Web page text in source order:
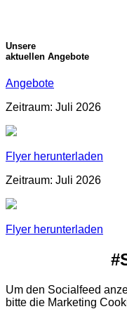
Unsere
aktuellen Angebote
Angebote
Zeitraum: Juli 2026
Flyer herunterladen
Zeitraum: Juli 2026
Flyer herunterladen
Um den Socialfeed
bitte die Marketing